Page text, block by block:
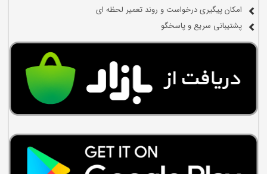
امکان پیگیری درخواست و روند تعمیر لحظه ای
پشتیبانی سریع و پاسخگو